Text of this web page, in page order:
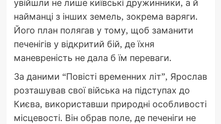
увійшли не лише київські дружинники, а й
найманці з інших земель, зокрема варяги.
Його план полягав у тому, щоб заманити
печенігів у відкритий бій, де їхня
маневреність не дала б їм переваги.
За даними “Повісті временних літ”, Ярослав
розташував свої війська на підступах до
Києва, використавши природні особливості
місцевості. Він обрав поле, де печеніги не